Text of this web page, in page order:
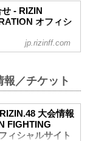
ャルサイト先行・
組・チラシ等 順不
般発売
- RIZIN
オフィシ
jp.rizinff.com
／チケット
大会情報
FIGHTING
ィシャルサイト